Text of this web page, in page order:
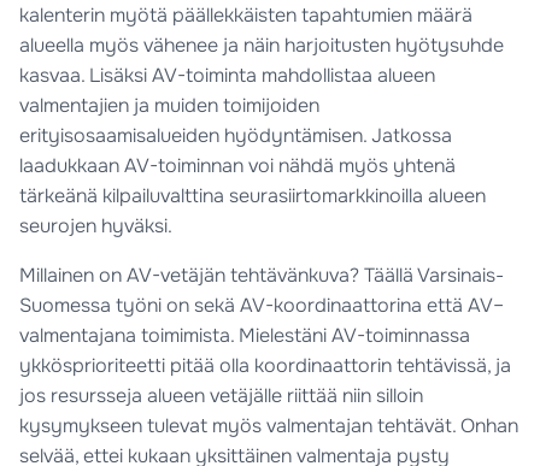
kalenterin myötä päällekkäisten tapahtumien määrä
alueella myös vähenee ja näin harjoitusten hyötysuhde
kasvaa. Lisäksi AV-toiminta mahdollistaa alueen
valmentajien ja muiden toimijoiden
erityisosaamisalueiden hyödyntämisen. Jatkossa
laadukkaan AV-toiminnan voi nähdä myös yhtenä
tärkeänä kilpailuvalttina seurasiirtomarkkinoilla alueen
seurojen hyväksi.
Millainen on AV-vetäjän tehtävänkuva? Täällä Varsinais-
Suomessa työni on sekä AV-koordinaattorina että AV–
valmentajana toimimista. Mielestäni AV-toiminnassa
ykkösprioriteetti pitää olla koordinaattorin tehtävissä, ja
jos resursseja alueen vetäjälle riittää niin silloin
kysymykseen tulevat myös valmentajan tehtävät. Onhan
selvää, ettei kukaan yksittäinen valmentaja pysty